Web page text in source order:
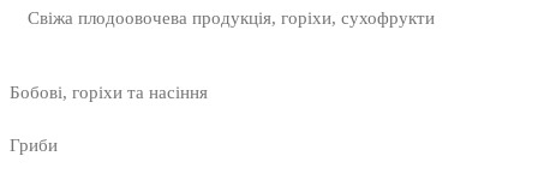
Свіжа плодоовочева продукція, горіхи, сухофрукти
Бобові, горіхи та насіння
Гриби